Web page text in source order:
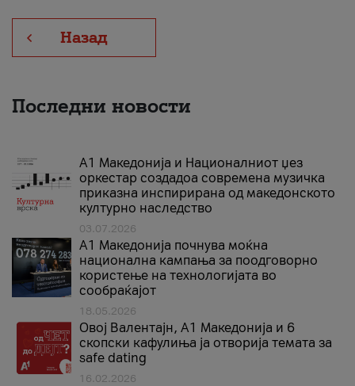
Назад
Последни новости
А1 Македонија и Националниот џез
оркестар создадоа современа музичка
приказна инспирирана од македонското
културно наследство
03.07.2026
A1 Македонија почнува моќна
национална кампања за поодговорно
користење на технологијата во
сообраќајот
18.05.2026
Овој Валентајн, A1 Македонија и 6
скопски кафулиња ја отворија темата за
safe dating
16.02.2026